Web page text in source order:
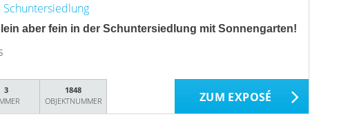
Schuntersiedlung
aber fein in der Schuntersiedlung mit Sonnengarten!
3
1848
OBJEKTNUMMER
ZUM EXPOSÉ